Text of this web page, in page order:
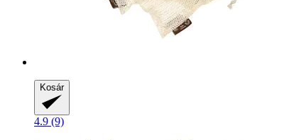
Kosár
4.9 (9)